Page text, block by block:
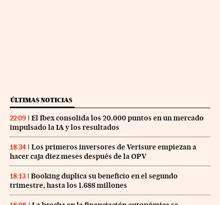
ÚLTIMAS NOTICIAS
22:09
El Ibex consolida los 20.000 puntos en un mercado
impulsado la IA y los resultados
18:34
Los primeros inversores de Verisure empiezan a
hacer caja diez meses después de la OPV
18:13
Booking duplica su beneficio en el segundo
trimestre, hasta los 1.688 millones